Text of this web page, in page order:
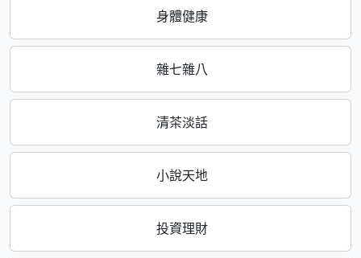
身體健康
雜七雜八
清茶淡話
小說天地
投資理財